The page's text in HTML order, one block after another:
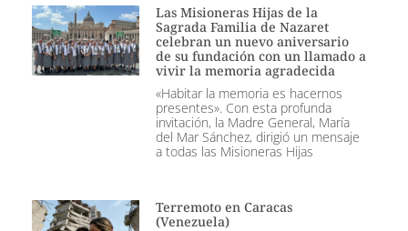
Las Misioneras Hijas de la
Sagrada Familia de Nazaret
celebran un nuevo aniversario
de su fundación con un llamado a
vivir la memoria agradecida
«Habitar la memoria es hacernos
presentes». Con esta profunda
invitación, la Madre General, María
del Mar Sánchez, dirigió un mensaje
a todas las Misioneras Hijas
Terremoto en Caracas
(Venezuela)